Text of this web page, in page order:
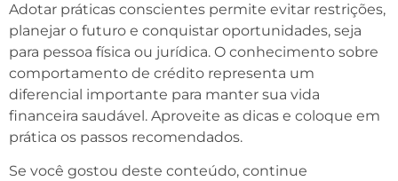
Adotar práticas conscientes permite evitar restrições,
planejar o futuro e conquistar oportunidades, seja
para pessoa física ou jurídica. O conhecimento sobre
comportamento de crédito representa um
diferencial importante para manter sua vida
financeira saudável. Aproveite as dicas e coloque em
prática os passos recomendados.
Se você gostou deste conteúdo, continue